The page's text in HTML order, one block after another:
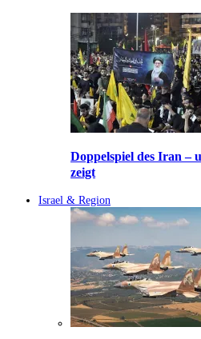
Doppelspiel des Iran –
zeigt
Israel & Region